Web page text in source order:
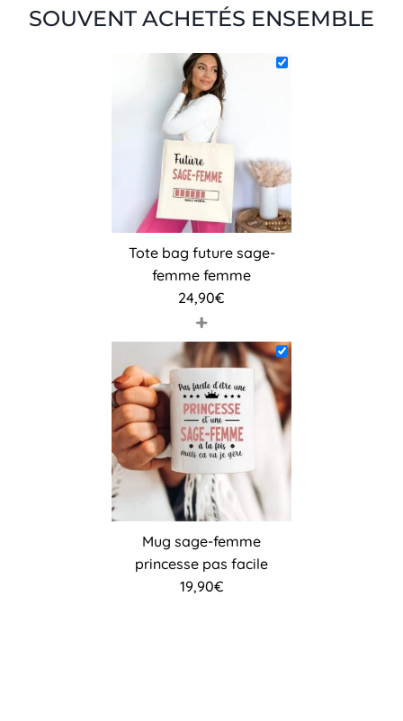
SOUVENT ACHETÉS ENSEMBLE
Tote bag future sage-
femme femme
24,90€
+
Mug sage-femme
princesse pas facile
19,90€